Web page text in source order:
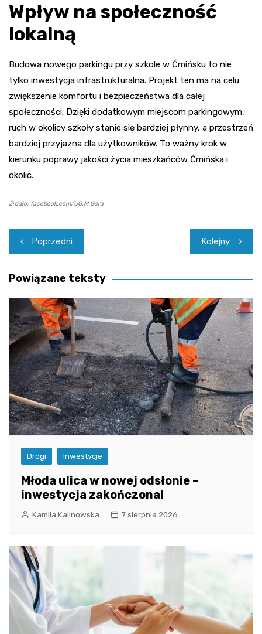
Wpływ na społeczność
lokalną
Budowa nowego parkingu przy szkole w Ćmińsku to nie
tylko inwestycja infrastrukturalna. Projekt ten ma na celu
zwiększenie komfortu i bezpieczeństwa dla całej
społeczności. Dzięki dodatkowym miejscom parkingowym,
ruch w okolicy szkoły stanie się bardziej płynny, a przestrzeń
bardziej przyjazna dla użytkowników. To ważny krok w
kierunku poprawy jakości życia mieszkańców Ćmińska i
okolic.
Źródło: facebook.com/UG.M.Gora
Nawigacja
wpisu
Poprzedni Kolejny
Powiązane teksty
Drogi Inwestycje
Młoda ulica w nowej odsłonie –
inwestycja zakończona!
Kamila Kalinowska 7 sierpnia 2026